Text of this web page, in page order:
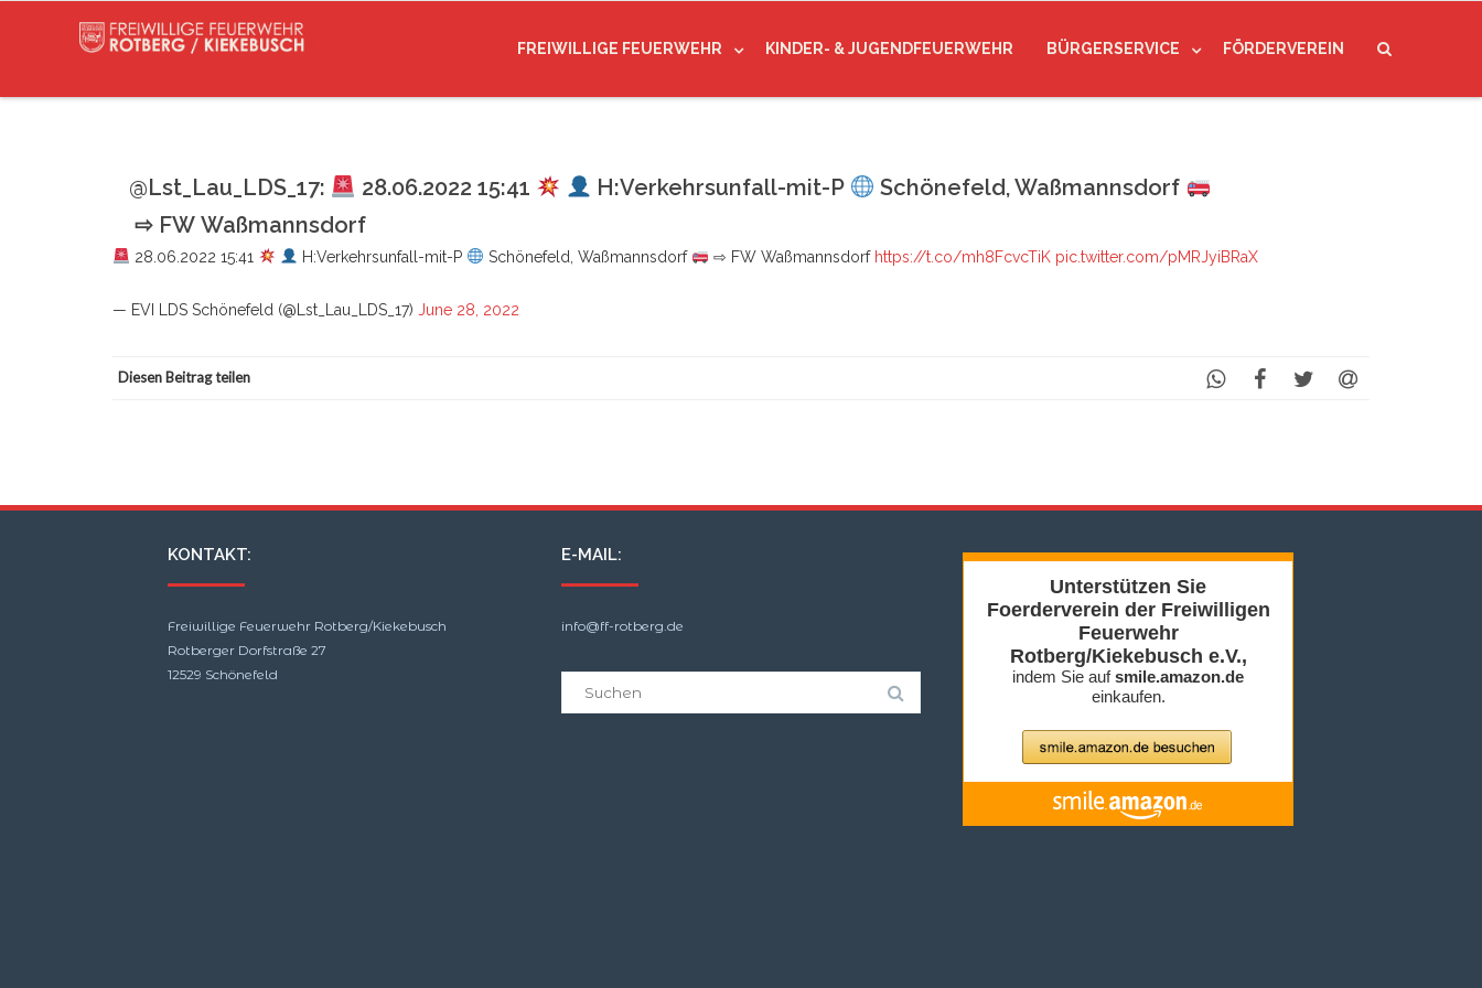
FREIWILLIGE FEUERWEHR KINDER- & JUGENDFEUERWEHR BÜRGERSERVICE FÖRDERVEREIN
@Lst_Lau_LDS_17: 28.06.2022 15:41 H:Verkehrsunfall-mit-P
Schönefeld, Waßmannsdorf
⇨ FW Waßmannsdorf
28.06.2022 15:41 H:Verkehrsunfall-mit-P Schönefeld, Waßmannsdorf ⇨ FW Waßmannsdorf https://t.co/mh8FcvcTiK pic.twitter.com/pMRJyiBRaX
— EVI LDS Schönefeld (@Lst_Lau_LDS_17) June 28, 2022
Diesen Beitrag teilen
KONTAKT:
Freiwillige Feuerwehr Rotberg/Kiekebusch
Rotberger Dorfstraße 27
12529 Schönefeld
E-MAIL:
info@ff-rotberg.de